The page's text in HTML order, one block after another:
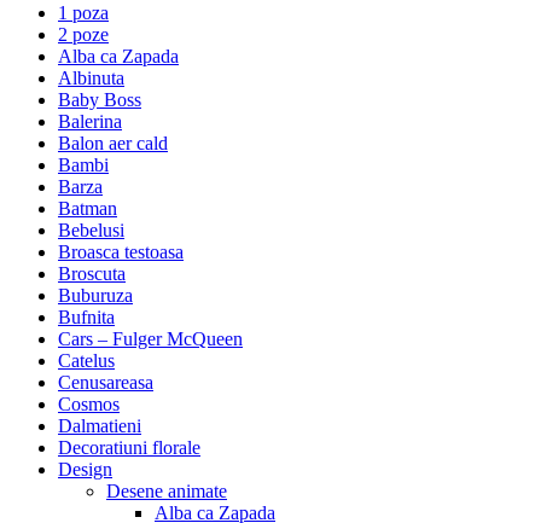
1 poza
2 poze
Alba ca Zapada
Albinuta
Baby Boss
Balerina
Balon aer cald
Bambi
Barza
Batman
Bebelusi
Broasca testoasa
Broscuta
Buburuza
Bufnita
Cars – Fulger McQueen
Catelus
Cenusareasa
Cosmos
Dalmatieni
Decoratiuni florale
Design
Desene animate
Alba ca Zapada